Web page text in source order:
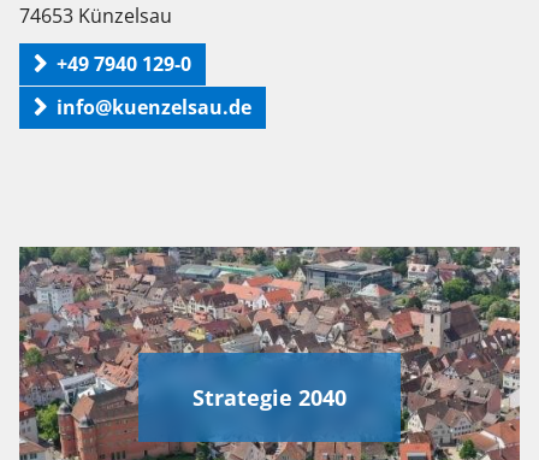
74653 Künzelsau
+49 7940 129-0
info@kuenzelsau.de
Strategie 2040